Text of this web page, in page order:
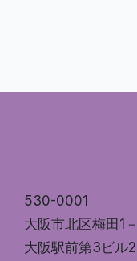
530-0001
大阪市北区梅田1
大阪駅前第3ビル